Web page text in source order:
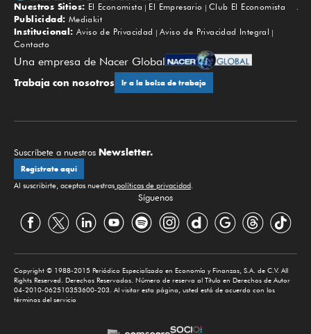
Subir
Nuestros Sitios: El Economista El Empresario
Club El Economista
Publicidad: Mediakit
Institucional: Aviso de Privacidad
Aviso de Privacidad Integral
Contacto
Una empresa de Nacer Global
Trabaja con nosotros Ir a la bolsa de trabajo
Suscríbete a nuestros Newsletter.
Regístrate aquí
Al suscribirte, aceptas nuestras políticas de privacidad.
Síguenos
Copyright © 1988-2015 Periódico Especializado en Economía y Finanzas, S.A. de C.V. All
Rights Reserved. Derechos Reservados. Número de reserva al Título en Derechos de Autor
04-2010-062510353600-203. Al visitar esta página, usted está de acuerdo con los
términos del servicio